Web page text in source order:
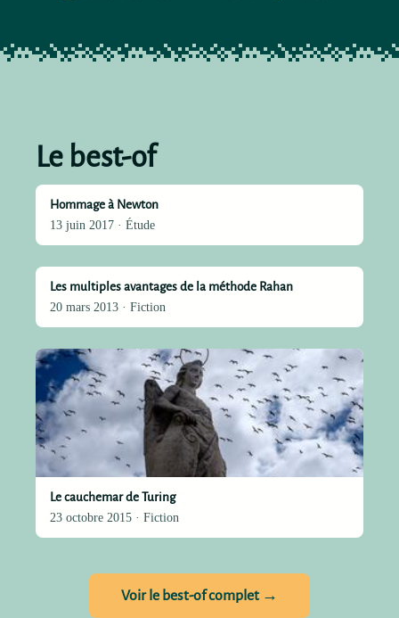
Le best-of
Hommage à Newton
13 juin 2017 · Étude
Les multiples avantages de la méthode Rahan
20 mars 2013 · Fiction
Le cauchemar de Turing
23 octobre 2015 · Fiction
Voir le best-of complet →